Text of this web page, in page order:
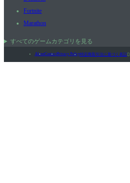
Fortnite
Marathon
すべてのゲームカテゴリを見る
AboutContactPrivacy Policy特定商取引法に基づく表記